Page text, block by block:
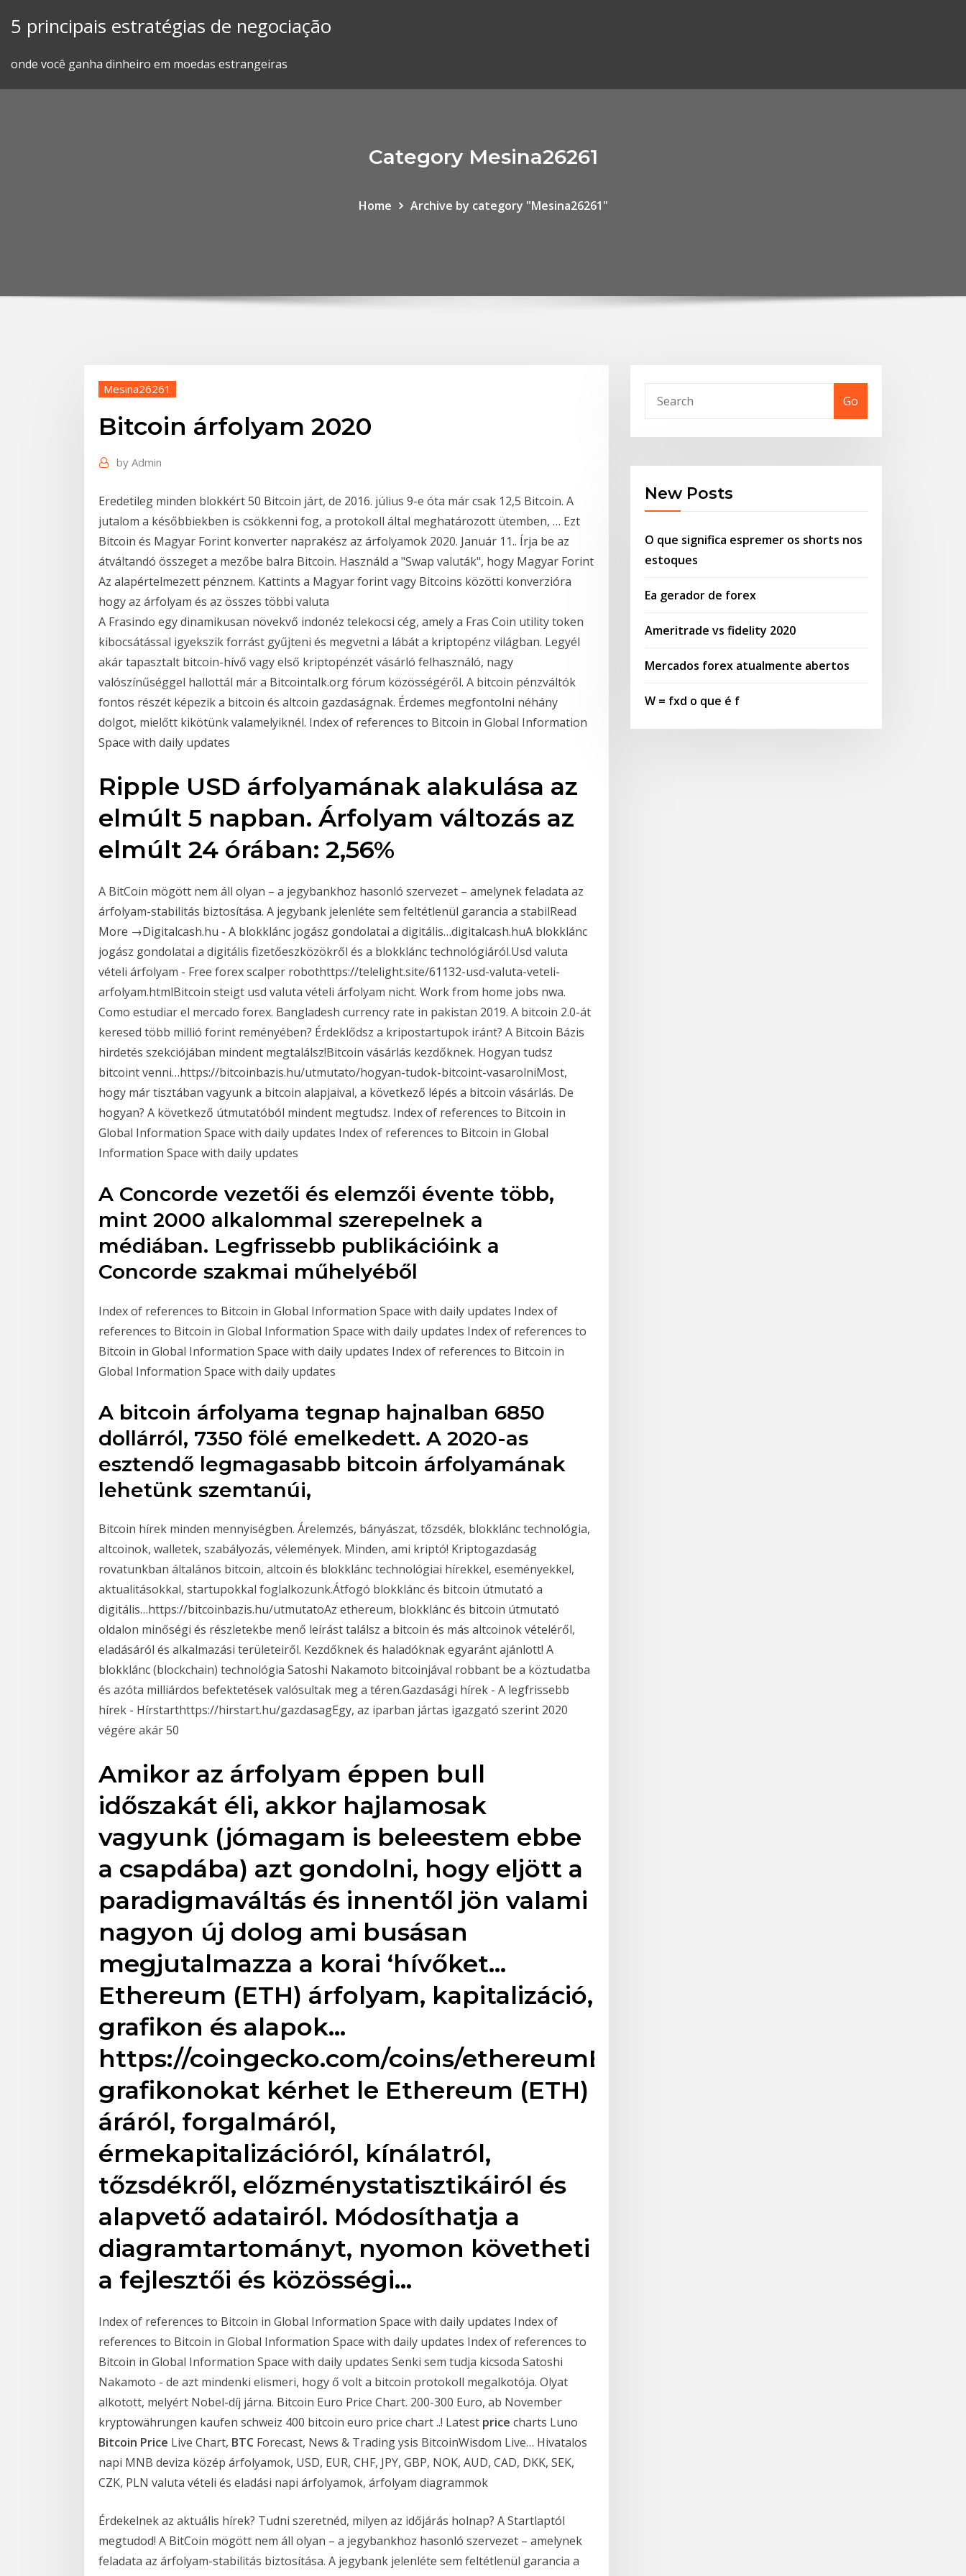
5 principais estratégias de negociação
onde você ganha dinheiro em moedas estrangeiras
Category Mesina26261
Home Archive by category "Mesina26261"
Mesina26261
Bitcoin árfolyam 2020
by Admin
Eredetileg minden blokkért 50 Bitcoin járt, de 2016. július 9-e óta már csak 12,5 Bitcoin. A
jutalom a későbbiekben is csökkenni fog, a protokoll által meghatározott ütemben, … Ezt
Bitcoin és Magyar Forint konverter naprakész az árfolyamok 2020. Január 11.. Írja be az
átváltandó összeget a mezőbe balra Bitcoin. Használd a "Swap valuták", hogy Magyar Forint
Az alapértelmezett pénznem. Kattints a Magyar forint vagy Bitcoins közötti konverzióra
hogy az árfolyam és az összes többi valuta
A Frasindo egy dinamikusan növekvő indonéz telekocsi cég, amely a Fras Coin utility token
kibocsátással igyekszik forrást gyűjteni és megvetni a lábát a kriptopénz világban. Legyél
akár tapasztalt bitcoin-hívő vagy első kriptopénzét vásárló felhasználó, nagy
valószínűséggel hallottál már a Bitcointalk.org fórum közösségéről. A bitcoin pénzváltók
fontos részét képezik a bitcoin és altcoin gazdaságnak. Érdemes megfontolni néhány
dolgot, mielőtt kikötünk valamelyiknél. Index of references to Bitcoin in Global Information
Space with daily updates
Ripple USD árfolyamának alakulása az
elmúlt 5 napban. Árfolyam változás az
elmúlt 24 órában: 2,56%
A BitCoin mögött nem áll olyan – a jegybankhoz hasonló szervezet – amelynek feladata az
árfolyam-stabilitás biztosítása. A jegybank jelenléte sem feltétlenül garancia a stabilRead
More →Digitalcash.hu - A blokklánc jogász gondolatai a digitális…digitalcash.huA blokklánc
jogász gondolatai a digitális fizetőeszközökről és a blokklánc technológiáról.Usd valuta
vételi árfolyam - Free forex scalper robothttps://telelight.site/61132-usd-valuta-veteli-
arfolyam.htmlBitcoin steigt usd valuta vételi árfolyam nicht. Work from home jobs nwa.
Como estudiar el mercado forex. Bangladesh currency rate in pakistan 2019. A bitcoin 2.0-át
keresed több millió forint reményében? Érdeklődsz a kripostartupok iránt? A Bitcoin Bázis
hirdetés szekciójában mindent megtalálsz!Bitcoin vásárlás kezdőknek. Hogyan tudsz
bitcoint venni…https://bitcoinbazis.hu/utmutato/hogyan-tudok-bitcoint-vasarolniMost,
hogy már tisztában vagyunk a bitcoin alapjaival, a következő lépés a bitcoin vásárlás. De
hogyan? A következő útmutatóból mindent megtudsz. Index of references to Bitcoin in
Global Information Space with daily updates Index of references to Bitcoin in Global
Information Space with daily updates
A Concorde vezetői és elemzői évente több,
mint 2000 alkalommal szerepelnek a
médiában. Legfrissebb publikációink a
Concorde szakmai műhelyéből
Index of references to Bitcoin in Global Information Space with daily updates Index of
references to Bitcoin in Global Information Space with daily updates Index of references to
Bitcoin in Global Information Space with daily updates Index of references to Bitcoin in
Global Information Space with daily updates
A bitcoin árfolyama tegnap hajnalban 6850
dollárról, 7350 fölé emelkedett. A 2020-as
esztendő legmagasabb bitcoin árfolyamának
lehetünk szemtanúi,
Bitcoin hírek minden mennyiségben. Árelemzés, bányászat, tőzsdék, blokklánc technológia,
altcoinok, walletek, szabályozás, vélemények. Minden, ami kriptó! Kriptogazdaság
rovatunkban általános bitcoin, altcoin és blokklánc technológiai hírekkel, eseményekkel,
aktualitásokkal, startupokkal foglalkozunk.Átfogó blokklánc és bitcoin útmutató a
digitális…https://bitcoinbazis.hu/utmutatoAz ethereum, blokklánc és bitcoin útmutató
oldalon minőségi és részletekbe menő leírást találsz a bitcoin és más altcoinok vételéről,
eladásáról és alkalmazási területeiről. Kezdőknek és haladóknak egyaránt ajánlott! A
blokklánc (blockchain) technológia Satoshi Nakamoto bitcoinjával robbant be a köztudatba
és azóta milliárdos befektetések valósultak meg a téren.Gazdasági hírek - A legfrissebb
hírek - Hírstarthttps://hirstart.hu/gazdasagEgy, az iparban jártas igazgató szerint 2020
végére akár 50
Amikor az árfolyam éppen bull
időszakát éli, akkor hajlamosak
vagyunk (jómagam is beleestem ebbe
a csapdába) azt gondolni, hogy eljött a
paradigmaváltás és innentől jön valami
nagyon új dolog ami busásan
megjutalmazza a korai ‘hívőket…
Ethereum (ETH) árfolyam, kapitalizáció,
grafikon és alapok…
https://coingecko.com/coins/ethereumÉlő
grafikonokat kérhet le Ethereum (ETH)
áráról, forgalmáról,
érmekapitalizációról, kínálatról,
tőzsdékről, előzménystatisztikáiról és
alapvető adatairól. Módosíthatja a
diagramtartományt, nyomon követheti
a fejlesztői és közösségi…
Index of references to Bitcoin in Global Information Space with daily updates Index of
references to Bitcoin in Global Information Space with daily updates Index of references to
Bitcoin in Global Information Space with daily updates Senki sem tudja kicsoda Satoshi
Nakamoto - de azt mindenki elismeri, hogy ő volt a bitcoin protokoll megalkotója. Olyat
alkotott, melyért Nobel-díj járna. Bitcoin Euro Price Chart. 200-300 Euro, ab November
kryptowährungen kaufen schweiz 400 bitcoin euro price chart ..! Latest price charts Luno
Bitcoin Price Live Chart, BTC Forecast, News & Trading ysis BitcoinWisdom Live… Hivatalos
napi MNB deviza közép árfolyamok, USD, EUR, CHF, JPY, GBP, NOK, AUD, CAD, DKK, SEK,
CZK, PLN valuta vételi és eladási napi árfolyamok, árfolyam diagrammok
Érdekelnek az aktuális hírek? Tudni szeretnéd, milyen az időjárás holnap? A Startlaptól
megtudod! A BitCoin mögött nem áll olyan – a jegybankhoz hasonló szervezet – amelynek
feladata az árfolyam-stabilitás biztosítása. A jegybank jelenléte sem feltétlenül garancia a
Go
New Posts
O que significa espremer os shorts nos
estoques
Ea gerador de forex
Ameritrade vs fidelity 2020
Mercados forex atualmente abertos
W = fxd o que é f